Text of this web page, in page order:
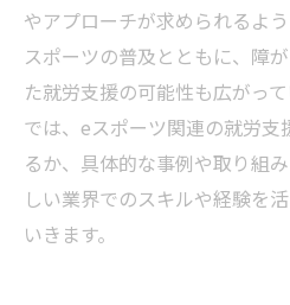
やアプローチが求められるよ
スポーツの普及とともに、障
た就労支援の可能性も広がっ
では、eスポーツ関連の就労
るか、具体的な事例や取り組
しい業界でのスキルや経験を
いきます。